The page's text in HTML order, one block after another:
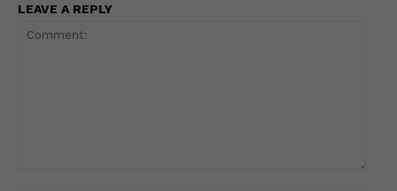
LEAVE A REPLY